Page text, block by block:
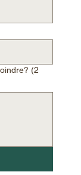
(2